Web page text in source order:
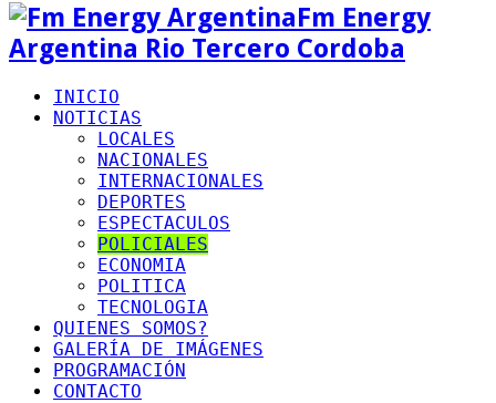
Fm Energy
Argentina Rio Tercero Cordoba
INICIO
NOTICIAS
LOCALES
NACIONALES
INTERNACIONALES
DEPORTES
ESPECTACULOS
POLICIALES
ECONOMIA
POLITICA
TECNOLOGIA
QUIENES SOMOS?
GALERÍA DE IMÁGENES
PROGRAMACIÓN
CONTACTO